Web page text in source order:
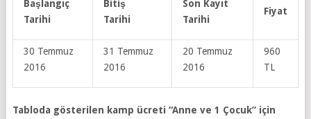
Başlangıç
Tarihi
Bitiş
Tarihi
Son Kayıt
Tarihi
Fiyat
30 Temmuz
2016
31 Temmuz
2016
20 Temmuz
2016
960
TL
Tabloda gösterilen kamp ücreti “Anne ve 1 Çocuk” için